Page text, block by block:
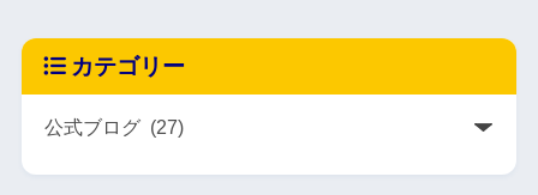
カテゴリー